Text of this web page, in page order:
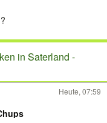
in Saterland -
Heute, 07:59